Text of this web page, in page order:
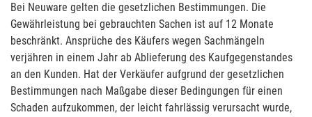
Bei Neuware gelten die gesetzlichen Bestimmungen. Die
Gewährleistung bei gebrauchten Sachen ist auf 12 Monate
beschränkt. Ansprüche des Käufers wegen Sachmängeln
verjähren in einem Jahr ab Ablieferung des Kaufgegenstandes
an den Kunden. Hat der Verkäufer aufgrund der gesetzlichen
Bestimmungen nach Maßgabe dieser Bedingungen für einen
Schaden aufzukommen, der leicht fahrlässig verursacht wurde,